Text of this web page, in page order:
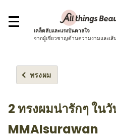
เคล็ดลับและแรงบันดาลใจ
จากผู้เชี่ยวชาญด้านความงามและเส้
ทรงผม
2 ทรงผมน่ารักๆ ใน
MMAIsurawan